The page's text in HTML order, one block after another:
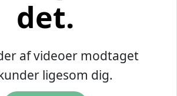
det.
af videoer modtaget
ligesom dig.